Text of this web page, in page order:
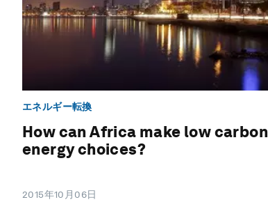
エネルギー転換
How can Africa make low carbon
energy choices?
2015年10月06日